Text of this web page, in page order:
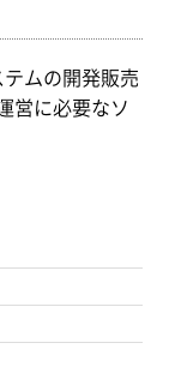
テムの開発販売
営に必要なソ